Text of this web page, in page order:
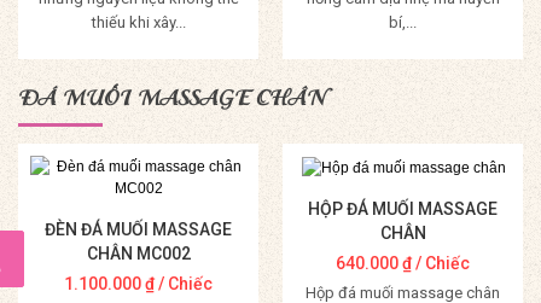
thiếu khi xây...
Mua Hàng
bí,...
Mua Hàng
ĐÁ MUỐI MASSAGE CHÂN
ĐÈN ĐÁ MUỐI MASSAGE
CHÂN MC002
1.100.000₫/ Chiếc
HỘP ĐÁ MUỐI MASSAGE
CHÂN
640.000₫/ Chiếc
Hộp đá muối massage chân